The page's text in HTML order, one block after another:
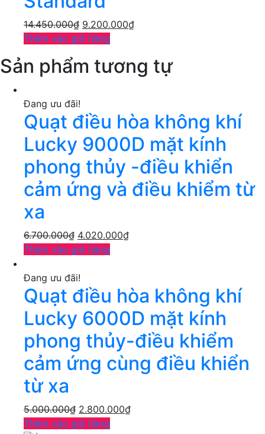
14.450.000₫ 9.200.000₫
Thêm vào giỏ hàng
Sản phẩm tương tự
Đang ưu đãi!
Quạt điều hòa không khí
Lucky 9000D mặt kính
phong thủy -điều khiển
cảm ứng và điều khiểm từ
xa
6.700.000₫ 4.020.000₫
Thêm vào giỏ hàng
Đang ưu đãi!
Quạt điều hòa không khí
Lucky 6000D mặt kính
phong thủy-điều khiểm
cảm ứng cùng điều khiển
từ xa
5.000.000₫ 2.800.000₫
Thêm vào giỏ hàng